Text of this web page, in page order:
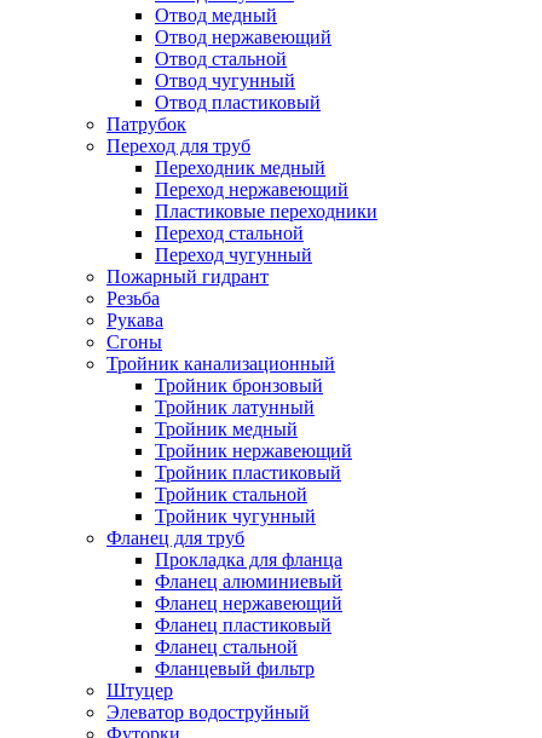
Отвод медный
Отвод нержавеющий
Отвод стальной
Отвод чугунный
Отвод пластиковый
Патрубок
Переход для труб
Переходник медный
Переход нержавеющий
Пластиковые переходники
Переход стальной
Переход чугунный
Пожарный гидрант
Резьба
Рукава
Сгоны
Тройник канализационный
Тройник бронзовый
Тройник латунный
Тройник медный
Тройник нержавеющий
Тройник пластиковый
Тройник стальной
Тройник чугунный
Фланец для труб
Прокладка для фланца
Фланец алюминиевый
Фланец нержавеющий
Фланец пластиковый
Фланец стальной
Фланцевый фильтр
Штуцер
Элеватор водоструйный
Футорки